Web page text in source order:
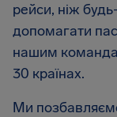
рейси, ніж
допомагати
нашим
30 країнах.
Ми